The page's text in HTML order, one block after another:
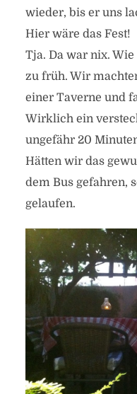
wieder, bis er uns
Hier wäre das Fest!
Tja. Da war nix.
zu früh. Wir
einer Taverne und
Wirklich ein
ungefähr 20
Hätten wir das
dem Bus gefahren,
gelaufen.